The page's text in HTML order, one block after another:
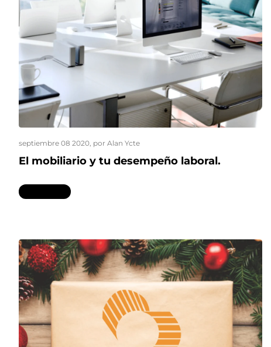
septiembre 08 2020 , por Alan Ycte
El mobiliario y tu desempeño laboral.
Leer más...